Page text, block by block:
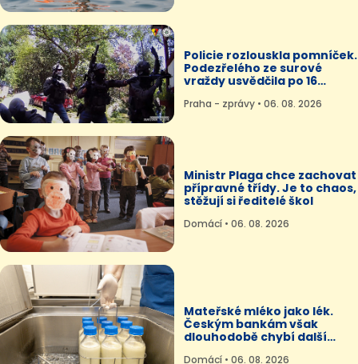
Policie rozlouskla pomníček.
Podezřelého ze surové
vraždy usvědčila po 16
Praha - zprávy • 06. 08. 2026
Ministr Plaga chce zachovat
přípravné třídy. Je to chaos,
stěžují si ředitelé škol
Domácí • 06. 08. 2026
Mateřské mléko jako lék.
Českým bankám však
dlouhodobě chybí další
Domácí • 06. 08. 2026